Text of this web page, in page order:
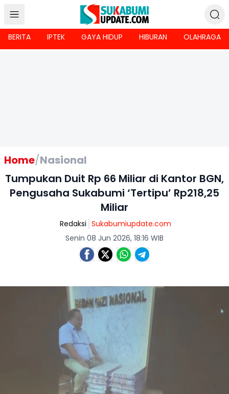
BERITA IPTEK GAYA HIDUP HIBURAN OLAHRAGA
Home/Nasional
Tumpukan Duit Rp 66 Miliar di Kantor BGN,
Pengusaha Sukabumi ‘Tertipu’ Rp218,25
Miliar
Redaksi Sukabumiupdate.com
Senin 08 Jun 2026, 18:16 WIB